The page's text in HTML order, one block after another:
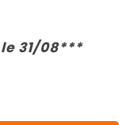
31/08***